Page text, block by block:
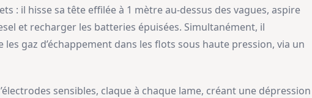
: il hisse sa tête effilée à 1 mètre au-dessus des vagues, aspire
et recharger les batteries épuisées. Simultanément, il
gaz d’échappement dans les flots sous haute pression, via un
sensibles, claque à chaque lame, créant une dépression